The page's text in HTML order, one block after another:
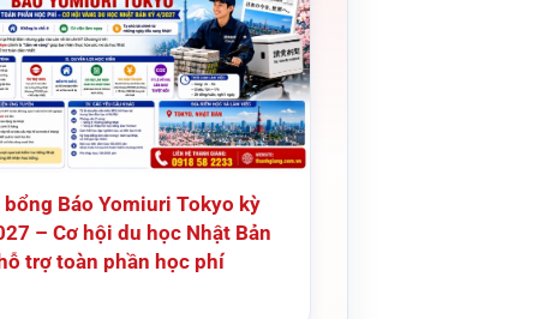
bổng Báo Yomiuri Tokyo kỳ
– Cơ hội du học Nhật Bản
trợ toàn phần học phí